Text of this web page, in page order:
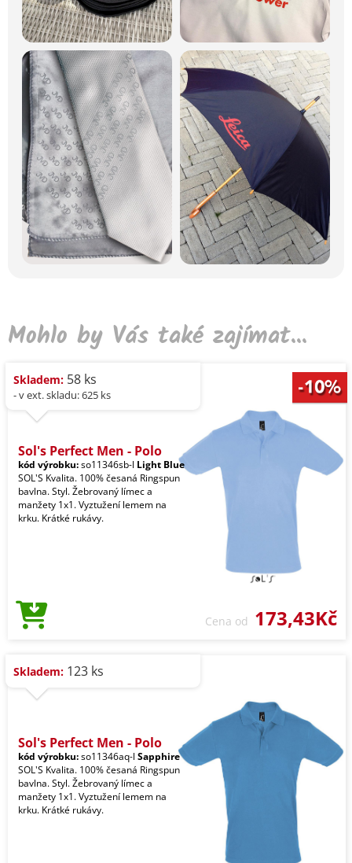
Mohlo by Vás také zajímat...
Skladem: 58 ks
- v ext. skladu: 625 ks
Sol's Perfect Men - Polo
kód výrobku:so11346sb-l Light Blue
SOL'S Kvalita. 100% česaná Ringspun
bavlna. Styl. Žebrovaný límec a
manžety 1x1. Vyztužení lemem na
krku. Krátké rukávy.
Cena od 173,43Kč
Skladem: 123 ks
Sol's Perfect Men - Polo
kód výrobku:so11346aq-l Sapphire
SOL'S Kvalita. 100% česaná Ringspun
bavlna. Styl. Žebrovaný límec a
manžety 1x1. Vyztužení lemem na
krku. Krátké rukávy.